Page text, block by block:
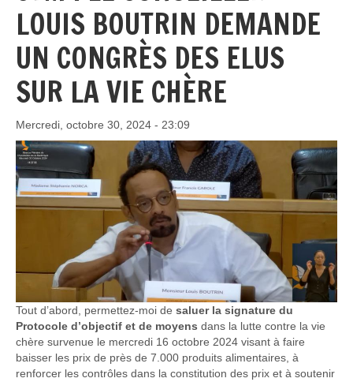
LOUIS BOUTRIN DEMANDE
UN CONGRÈS DES ELUS
SUR LA VIE CHÈRE
Mercredi, octobre 30, 2024 - 23:09
Tout d’abord, permettez-moi de saluer la signature du
Protocole d’objectif et de moyens dans la lutte contre la vie
chère survenue le mercredi 16 octobre 2024 visant à faire
baisser les prix de près de 7.000 produits alimentaires, à
renforcer les contrôles dans la constitution des prix et à soutenir